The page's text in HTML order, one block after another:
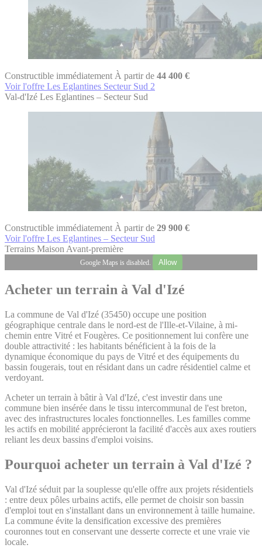
Constructible immédiatementÀ partir de 44 400 €
Voir l'offre Les Eglantines Secteur Sud 2
Val-d'Izé Les Eglantines – Secteur Sud
Constructible immédiatementÀ partir de 29 900 €
Voir l'offre Les Eglantines – Secteur Sud
Terrains MaisonAvant-première
Google Maps is disabled. Allow
Acheter un terrain à Val d'Izé
La commune de Val d'Izé (35450) occupe une position
géographique centrale dans le nord-est de l'Ille-et-Vilaine, à mi-
chemin entre Vitré et Fougères. Ce positionnement lui confère une
double attractivité : les habitants bénéficient à la fois de la
dynamique économique du pays de Vitré et des équipements du
bassin fougerais, tout en résidant dans un cadre résidentiel calme et
verdoyant.
Acheter un terrain à bâtir à Val d'Izé, c'est investir dans une
commune bien insérée dans le tissu intercommunal de l'est breton,
avec des infrastructures locales fonctionnelles. Les familles comme
les actifs en mobilité apprécieront la facilité d'accès aux axes routiers
reliant les deux bassins d'emploi voisins.
Pourquoi acheter un terrain à Val d'Izé ?
Val d'Izé séduit par la souplesse qu'elle offre aux projets résidentiels
: entre deux pôles urbains actifs, elle permet de choisir son bassin
d'emploi tout en s'installant dans un environnement à taille humaine.
La commune évite la densification excessive des premières
couronnes tout en conservant une desserte correcte et une vraie vie
locale.